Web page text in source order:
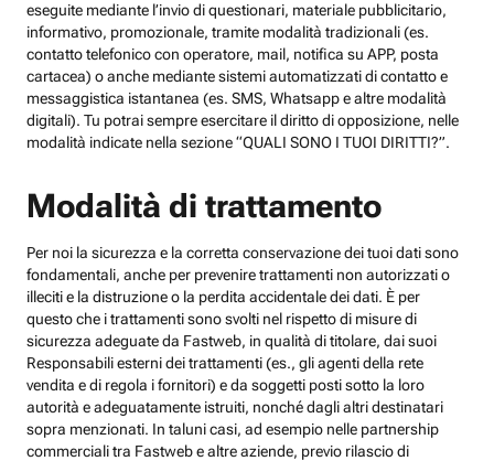
eseguite mediante l’invio di questionari, materiale pubblicitario,
informativo, promozionale, tramite modalità tradizionali (es.
contatto telefonico con operatore, mail, notifica su APP, posta
cartacea) o anche mediante sistemi automatizzati di contatto e
messaggistica istantanea (es. SMS, Whatsapp e altre modalità
digitali). Tu potrai sempre esercitare il diritto di opposizione, nelle
modalità indicate nella sezione “QUALI SONO I TUOI DIRITTI?”.
Modalità di trattamento
Per noi la sicurezza e la corretta conservazione dei tuoi dati sono
fondamentali, anche per prevenire trattamenti non autorizzati o
illeciti e la distruzione o la perdita accidentale dei dati. È per
questo che i trattamenti sono svolti nel rispetto di misure di
sicurezza adeguate da Fastweb, in qualità di titolare, dai suoi
Responsabili esterni dei trattamenti (es., gli agenti della rete
vendita e di regola i fornitori) e da soggetti posti sotto la loro
autorità e adeguatamente istruiti, nonché dagli altri destinatari
sopra menzionati. In taluni casi, ad esempio nelle partnership
commerciali tra Fastweb e altre aziende, previo rilascio di